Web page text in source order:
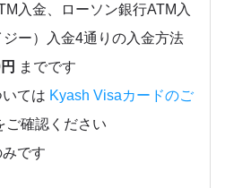
入金、ローソン銀行ATM入
ー）入金4通りの入金方法
までです
ては Kyash Visaカードのご
ご確認ください
です